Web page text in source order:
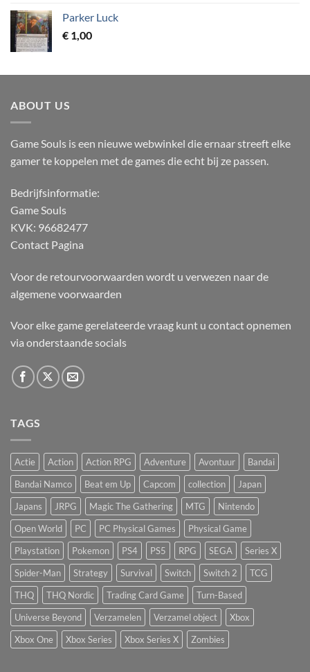
Parker Luck
€ 1,00
ABOUT US
Game Souls is een nieuwe webwinkel die ernaar streeft elke
gamer te koppelen met de games die echt bij ze passen.
Bedrijfsinformatie:
Game Souls
KVK: 96682477
Contact Pagina
Voor de retourvoorwaarden wordt u verwezen naar de
algemene voorwaarden
Voor elke game gerelateerde vraag kunt u contact opnemen
via onderstaande socials
TAGS
Actie Action Action RPG Adventure Avontuur
Bandai
Bandai Namco
Beat em Up Capcom collection
Japan
Japans
JRPG Magic The Gathering MTG
Nintendo
Open World
PC PC Physical Games
Physical Game
Playstation
Pokemon PS4 PS5 RPG SEGA
Series X
Spider-Man
Strategy Survival Switch Switch 2
TCG
THQ
THQ Nordic Trading Card Game
Turn-Based
Universe Beyond
Verzamelen Verzamel object
Xbox
Xbox One
Xbox Series Xbox Series X Zombies